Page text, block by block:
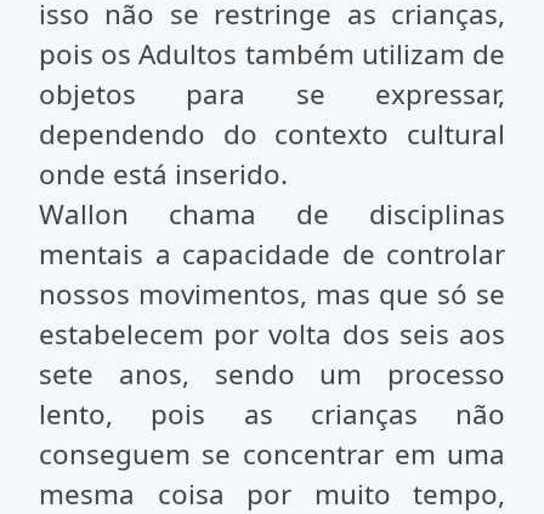
isso não se restringe as crianças,
pois os Adultos também utilizam de
objetos para se expressar,
dependendo do contexto cultural
onde está inserido.
Wallon chama de disciplinas
mentais a capacidade de controlar
nossos movimentos, mas que só se
estabelecem por volta dos seis aos
sete anos, sendo um processo
lento, pois as crianças não
conseguem se concentrar em uma
mesma coisa por muito tempo,